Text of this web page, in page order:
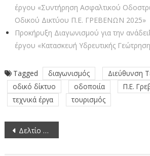
έργου «Συντήρηση Ασφαλτικού
Οδικού Δικτύου Π.Ε. ΓΡΕΒΕΝΩΝ 2025»
Προκήρυξη Διαγωνισμού για την
έργου «Κατασκευή Υδρευτικής
Tagged διαγωνισμός
Διεύθυνση
οδικό δίκτυο
οδοποιία
Π.Ε.
τεχνικά έργα
τουρισμός
Πλοήγηση
Δελτίο Πιστοποίησης Τιμών Οπωροκηπευτικών (26/6/2026-2/7/2026)